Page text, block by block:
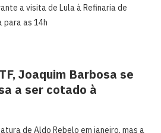
a visita de Lula à Refinaria de
para as 14h
Joaquim Barbosa se
a ser cotado à
de Aldo Rebelo em janeiro, mas a